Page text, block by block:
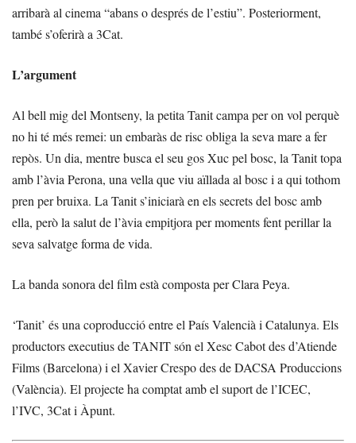
arribarà al cinema “abans o després de l’estiu”. Posteriorment,
també s’oferirà a 3Cat.
L’argument
Al bell mig del Montseny, la petita Tanit campa per on vol perquè
no hi té més remei: un embaràs de risc obliga la seva mare a fer
repòs. Un dia, mentre busca el seu gos Xuc pel bosc, la Tanit topa
amb l’àvia Perona, una vella que viu aïllada al bosc i a qui tothom
pren per bruixa. La Tanit s’iniciarà en els secrets del bosc amb
ella, però la salut de l’àvia empitjora per moments fent perillar la
seva salvatge forma de vida.
La banda sonora del film està composta per Clara Peya.
‘Tanit’ és una coproducció entre el País Valencià i Catalunya. Els
productors executius de TANIT són el Xesc Cabot des d’Atiende
Films (Barcelona) i el Xavier Crespo des de DACSA Produccions
(València). El projecte ha comptat amb el suport de l’ICEC,
l’IVC, 3Cat i Àpunt.